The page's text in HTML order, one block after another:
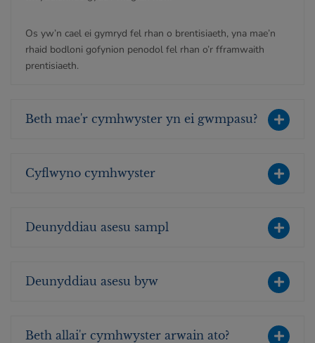
Os yw’n cael ei gymryd fel rhan o brentisiaeth, yna mae’n
rhaid bodloni gofynion penodol fel rhan o’r fframwaith
prentisiaeth.
Beth mae'r cymhwyster yn ei gwmpasu?
Cyflwyno cymhwyster
Deunyddiau asesu sampl
Deunyddiau asesu byw
Beth allai'r cymhwyster arwain ato?